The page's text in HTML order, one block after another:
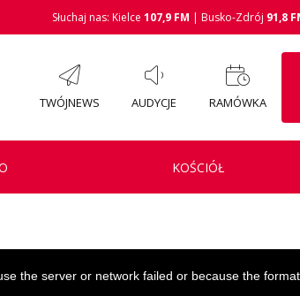
Słuchaj nas: Kielce 107,9 FM | Busko-Zdrój 91,8
TWÓJNEWS AUDYCJE RAMÓWKA
KOŚCIÓŁ
the server or network failed or because the